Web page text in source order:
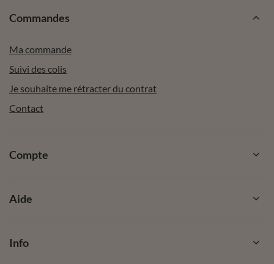
Commandes
Ma commande
Suivi des colis
Je souhaite me rétracter du contrat
Contact
Compte
Aide
Info